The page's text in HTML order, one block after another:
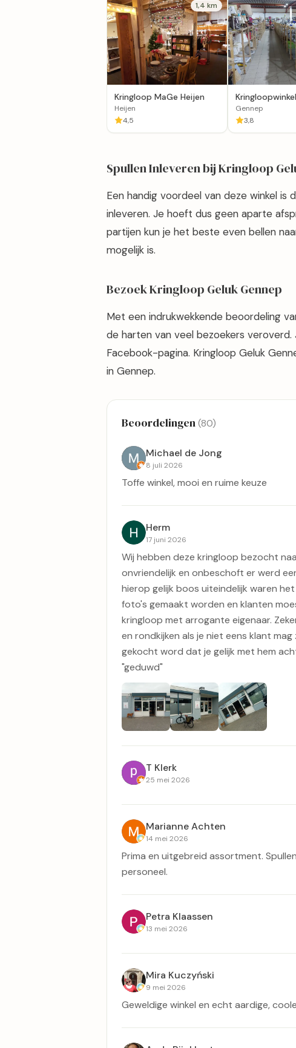
1,4 km
Kringloop MaGe Heijen
Heijen
4,5
Hand Gennep
Gennep
3,8
Spullen Inleveren bij Kringloop
Een handig voordeel van deze winkel is
inleveren. Je hoeft dus geen aparte
partijen kun je het beste even bellen
mogelijk is.
Bezoek Kringloop Geluk Gennep
Met een indrukwekkende beoordeling
de harten van veel bezoekers
Facebook-pagina. Kringloop Geluk
in Gennep.
Beoordelingen(80)
Michael de Jong
8 juli 2026
Toffe winkel, mooi en ruime keuze
Herm
17 juni 2026
Wij hebben deze kringloop bezocht
onvriendelijk en onbeschoft er werd
hierop gelijk boos uiteindelijk waren
foto's gemaakt worden en klanten
kringloop met arrogante eigenaar.
en rondkijken als je niet eens klant
gekocht word dat je gelijk met hem
"geduwd"
T Klerk
25 mei 2026
Marianne Achten
14 mei 2026
Prima en uitgebreid assortment.
personeel.
Petra Klaassen
13 mei 2026
Mira Kuczyński
9 mei 2026
Geweldige winkel en echt aardige,